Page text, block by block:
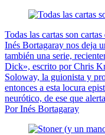
Todas las cartas son
Inés Bortagaray nos deja
también una serie,
Dick», escrito por Chris
Soloway, la guionista y
entonces a esta locura
neurótico, de ese que
Por Inés Bortagaray